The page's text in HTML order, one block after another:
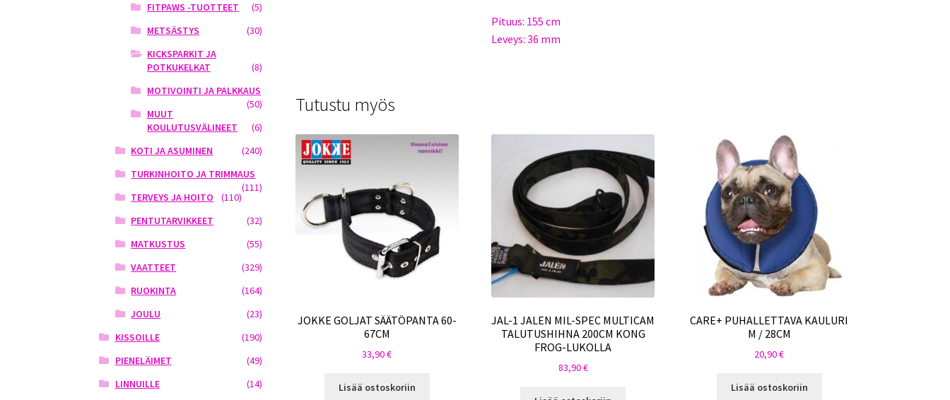
Pituus: 155 cm
Leveys: 36 mm
Tutustu myös
JOKKE GOLJAT SÄÄTÖPANTA 60-
67CM
33,90€
Lisää ostoskoriin
JAL-1 JALEN MIL-SPEC MULTICAM
TALUTUSHIHNA 200CM KONG
FROG-LUKOLLA
83,90€
CARE+ PUHALLETTAVA KAULURI
M / 28CM
20,90€
Lisää ostoskoriin
FITPAWS -TUOTTEET
(5)
METSÄSTYS
(30)
KICKSPARKIT JA
POTKUKELKAT
(8)
MOTIVOINTI JA PALKKAUS
(50)
MUUT
KOULUTUSVÄLINEET
(6)
KOTI JA ASUMINEN
(240)
TURKINHOITO JA TRIMMAUS
(111)
TERVEYS JA HOITO
(110)
PENTUTARVIKKEET
(32)
MATKUSTUS
(55)
VAATTEET
(329)
RUOKINTA
(164)
JOULU
(23)
KISSOILLE
(190)
PIENELÄIMET
(49)
LINNUILLE
(14)